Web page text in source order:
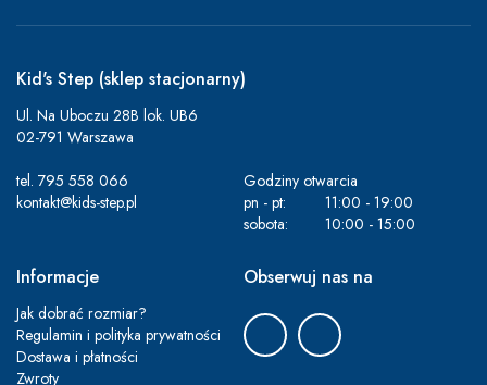
Kid's Step (sklep stacjonarny)
Ul. Na Uboczu 28B lok. UB6
02-791 Warszawa
tel. 795 558 066
kontakt@kids-step.pl
Godziny otwarcia
pn - pt:
11:00 - 19:00
sobota:
10:00 - 15:00
Informacje
Jak dobrać rozmiar?
Regulamin i polityka prywatności
Dostawa i płatności
Zwroty
Obserwuj nas na